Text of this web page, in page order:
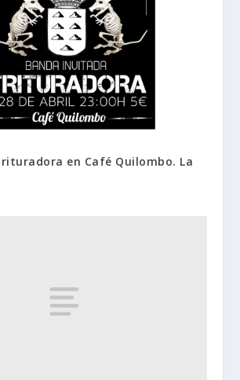
en Café Quilombo. La